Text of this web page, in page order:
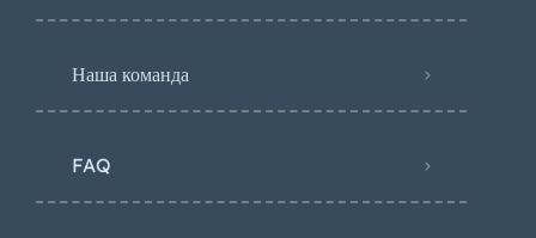
Наша команда
FAQ